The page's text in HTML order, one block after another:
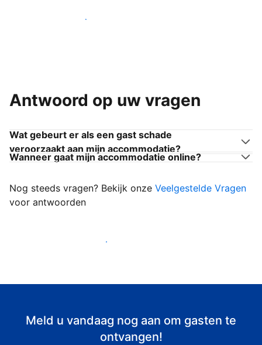
Word een van onze vele hosts
Antwoord op uw vragen
Wat gebeurt er als een gast schade
veroorzaakt aan mijn accommodatie?
Wanneer gaat mijn accommodatie online?
Nog steeds vragen? Bekijk onze Veelgestelde Vragen
voor antwoorden
Begin met het verwelkomen van gasten
Meld u vandaag nog aan om gasten te
ontvangen!